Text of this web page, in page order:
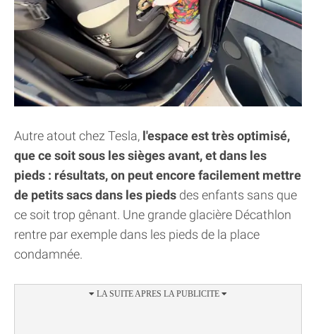
Autre atout chez Tesla, l'espace est très optimisé,
que ce soit sous les sièges avant, et dans les
pieds : résultats, on peut encore facilement mettre
de petits sacs dans les pieds des enfants sans que
ce soit trop gênant. Une grande glacière Décathlon
rentre par exemple dans les pieds de la place
condamnée.